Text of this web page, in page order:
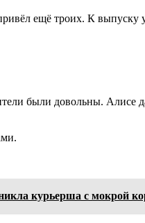
привёл ещё троих. К
были довольны. Алисе
курьерша с мокрой